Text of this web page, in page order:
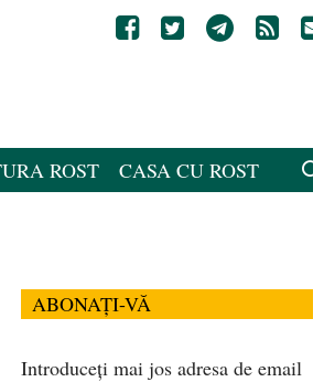
ROST CASA CU ROST
ABONAȚI-VĂ
Introduceți mai jos adresa de email